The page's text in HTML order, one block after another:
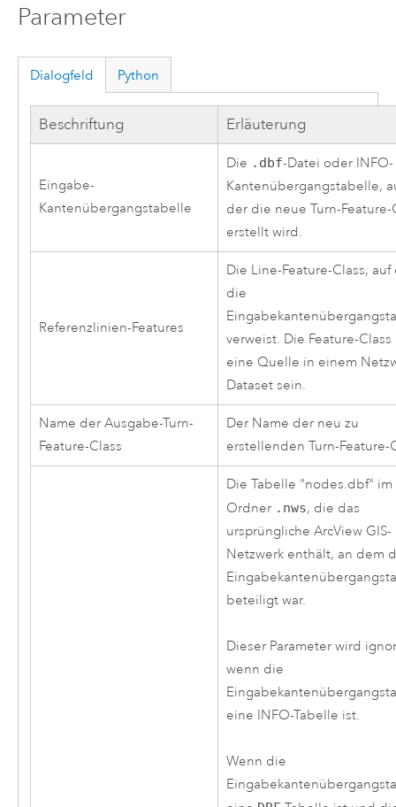
Parameter
Dialogfeld Python
Beschriftung Erläuterung
Eingabe-
Kantenübergangstabelle
Die .dbf-Datei oder INFO-
Kantenübergangstabelle,
der die neue Turn-Feature-
erstellt wird.
Referenzlinien-Features
Die Line-Feature-Class, auf
die
verweist. Die Feature-Class
eine Quelle in einem
Dataset sein.
Name der Ausgabe-Turn-
Feature-Class
Der Name der neu zu
erstellenden Turn-Feature-
Die Tabelle "nodes.dbf" im
Ordner .nws, die das
ursprüngliche ArcView GIS-
Netzwerk enthält, an dem
beteiligt war.
Dieser Parameter wird
wenn die
eine INFO-Tabelle ist.
Wenn die